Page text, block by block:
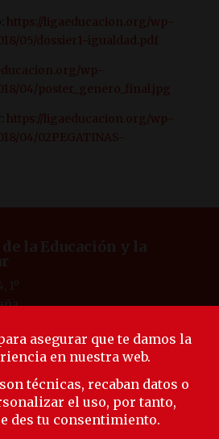
https://ligaeducacion.org/wp-
05/dossier1-igualdad.pdf
wp-
04/poster_genero_final.jpg
https://ligaeducacion.org/wp-
04/02PEGATINAS-
2025 |Aviso Legal|Política de
|Política de Cookies